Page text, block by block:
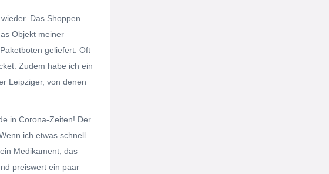
Das Shoppen
Objekt meiner
geliefert. Oft
Zudem habe ich ein
Leipziger, von denen
in Corona-Zeiten! Der
ich etwas schnell
Medikament, das
preiswert ein paar